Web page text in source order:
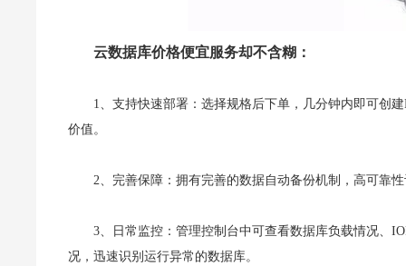
云数据库价格便宜服务却不含糊：
1、支持快速部署：选择规格后下单，几分钟内即可创
价值。
2、完善保障：拥有完善的数据自动备份机制，高可靠
3、日常监控：管理控制台中可查看数据库负载情况、
况，迅速识别运行异常的数据库。